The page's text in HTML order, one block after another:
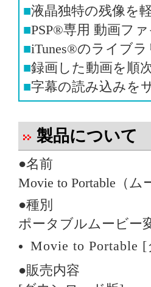
■液晶独特の残像を
■PSP®専用 動画フ
■iTunes®のライブラ
■録画した動画を順
■字幕の読み込みを
製品について
●名前
Movie to Portable（
●種別
ポータブルムービー
Movie to Portable
●販売内容